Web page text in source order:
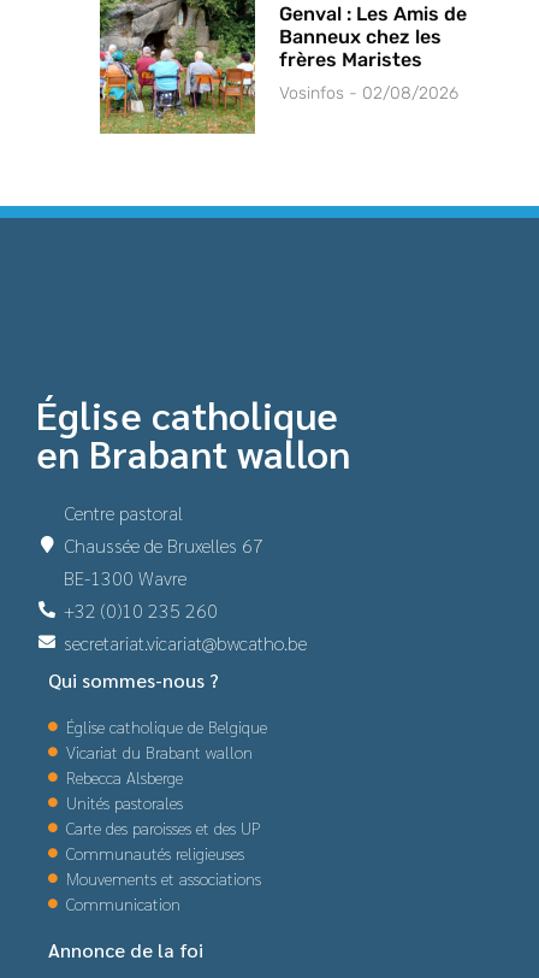
Genval : Les Amis de
Banneux chez les
frères Maristes
Vosinfos 02/08/2026
Église catholique
en Brabant wallon
Centre pastoral
Chaussée de Bruxelles 67
BE-1300 Wavre
+32 (0)10 235 260
secretariat.vicariat@bwcatho.be
Qui sommes-nous ?
Église catholique de Belgique
Vicariat du Brabant wallon
Rebecca Alsberge
Unités pastorales
Carte des paroisses et des UP
Communautés religieuses
Mouvements et associations
Communication
Annonce de la foi